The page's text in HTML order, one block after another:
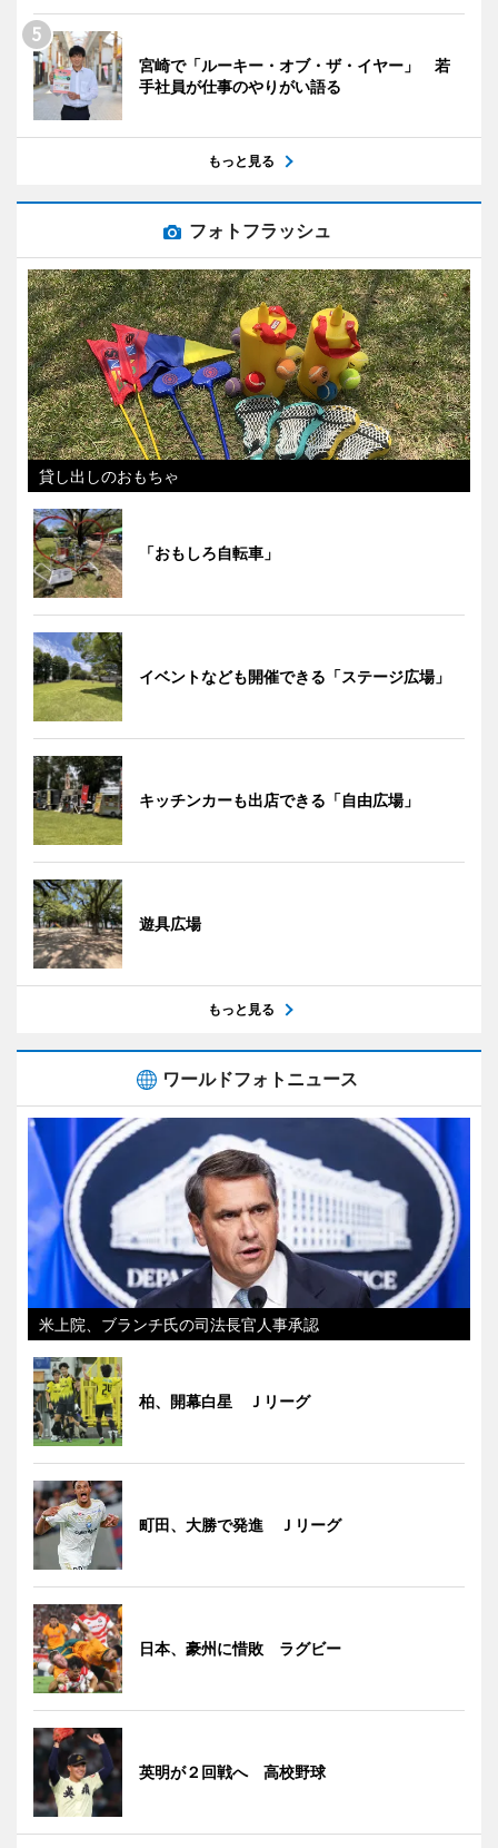
宮崎で「ルーキー・オブ・ザ・イヤー」 若
手社員が仕事のやりがい語る
もっと見る
フォトフラッシュ
貸し出しのおもちゃ
「おもしろ自転車」
イベントなども開催できる「ステージ広場」
キッチンカーも出店できる「自由広場」
遊具広場
もっと見る
ワールドフォトニュース
米上院、ブランチ氏の司法長官人事承認
柏、開幕白星 Ｊリーグ
町田、大勝で発進 Ｊリーグ
日本、豪州に惜敗 ラグビー
英明が２回戦へ 高校野球